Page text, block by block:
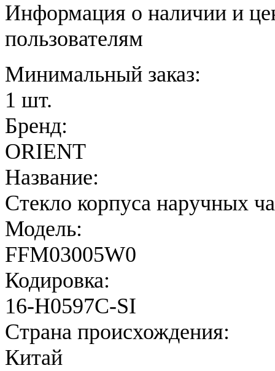
Информация о наличии и
пользователям
Минимальный заказ:
1 шт.
Бренд:
ORIENT
Название:
Стекло корпуса наручных
Модель:
FFM03005W0
Кодировка:
16-H0597C-SI
Страна происхождения:
Китай